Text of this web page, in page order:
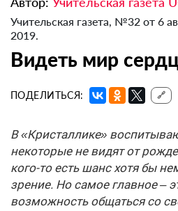
Учительская газета, №32 от 6
2019.
Видеть мир
ПОДЕЛИТЬСЯ: 🔗
В «Кристаллике»
некоторые не видят от
кого-то есть шанс хотя бы
зрение. Но самое главное –
возможность общаться со